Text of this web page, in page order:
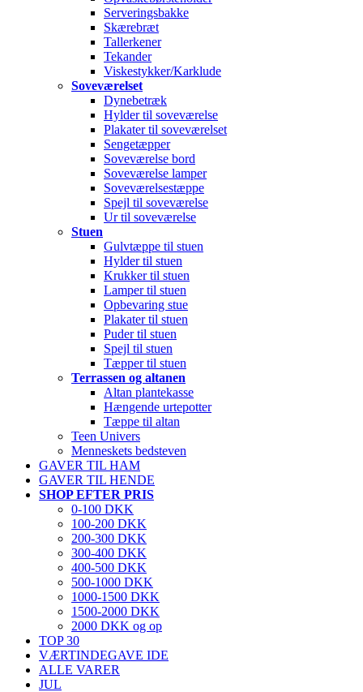
Serveringsbakke
Skærebræt
Tallerkener
Tekander
Viskestykker/Karklude
Soveværelset
Dynebetræk
Hylder til soveværelse
Plakater til soveværelset
Sengetæpper
Soveværelse bord
Soveværelse lamper
Soveværelsestæppe
Spejl til soveværelse
Ur til soveværelse
Stuen
Gulvtæppe til stuen
Hylder til stuen
Krukker til stuen
Lamper til stuen
Opbevaring stue
Plakater til stuen
Puder til stuen
Spejl til stuen
Tæpper til stuen
Terrassen og altanen
Altan plantekasse
Hængende urtepotter
Tæppe til altan
Teen Univers
Menneskets bedsteven
GAVER TIL HAM
GAVER TIL HENDE
SHOP EFTER PRIS
0-100 DKK
100-200 DKK
200-300 DKK
300-400 DKK
400-500 DKK
500-1000 DKK
1000-1500 DKK
1500-2000 DKK
2000 DKK og op
TOP 30
VÆRTINDEGAVE IDE
ALLE VARER
JUL